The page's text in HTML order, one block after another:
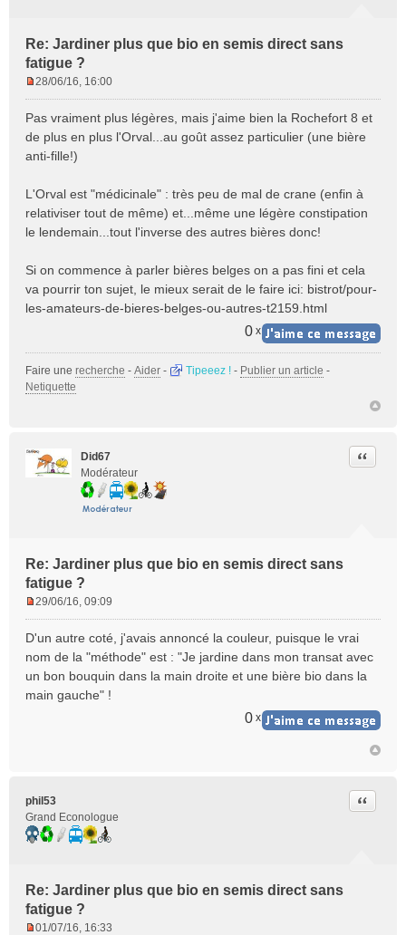
Re: Jardiner plus que bio en semis direct sans
fatigue ?
s
s
a
e
n
n
u
28/06/16, 16:00
Pas vraiment plus légères, mais j'aime bien la Rochefort 8 et
de plus en plus l'Orval...au goût assez particulier (une bière
anti-fille!)
L'Orval est "médicinale" : très peu de mal de crane (enfin à
relativiser tout de même) et...même une légère constipation
le lendemain...tout l'inverse des autres bières donc!
Si on commence à parler bières belges on a pas fini et cela
va pourrir ton sujet, le mieux serait de le faire ici: bistrot/pour-
les-amateurs-de-bieres-belges-ou-autres-t2159.html
0 x
Faire une recherche - Aider - Tipeeez ! - Publier un article -
Netiquette
Did67
Modérateur
Re: Jardiner plus que bio en semis direct sans
fatigue ?
Citer
s
s
a
g
29/06/16, 09:09
D'un autre coté, j'avais annoncé la couleur, puisque le vrai
nom de la "méthode" est : "Je jardine dans mon transat avec
un bon bouquin dans la main droite et une bière bio dans la
main gauche" !
0 x
phil53
Grand Econologue
Re: Jardiner plus que bio en semis direct sans
fatigue ?
Citer
01/07/16, 16:33